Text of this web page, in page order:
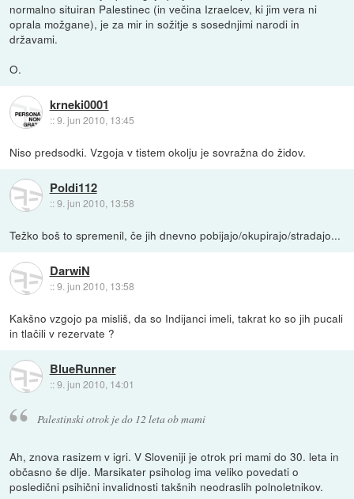
normalno situiran Palestinec (in večina Izraelcev, ki jim vera ni
oprala možgane), je za mir in sožitje s sosednjimi narodi in
državami.
O.
krneki0001
::9. jun 2010, 13:45
Niso predsodki. Vzgoja v tistem okolju je sovražna do židov.
Poldi112
::9. jun 2010, 13:58
Težko boš to spremenil, če jih dnevno pobijajo/okupirajo/stradajo...
DarwiN
::9. jun 2010, 13:58
Kakšno vzgojo pa misliš, da so Indijanci imeli, takrat ko so jih pucali
in tlačili v rezervate ?
BlueRunner
::9. jun 2010, 14:01
Palestinski otrok je do 12 leta ob mami
Ah, znova rasizem v igri. V Sloveniji je otrok pri mami do 30. leta in
občasno še dlje. Marsikater psiholog ima veliko povedati o
posledični psihični invalidnosti takšnih neodraslih polnoletnikov.